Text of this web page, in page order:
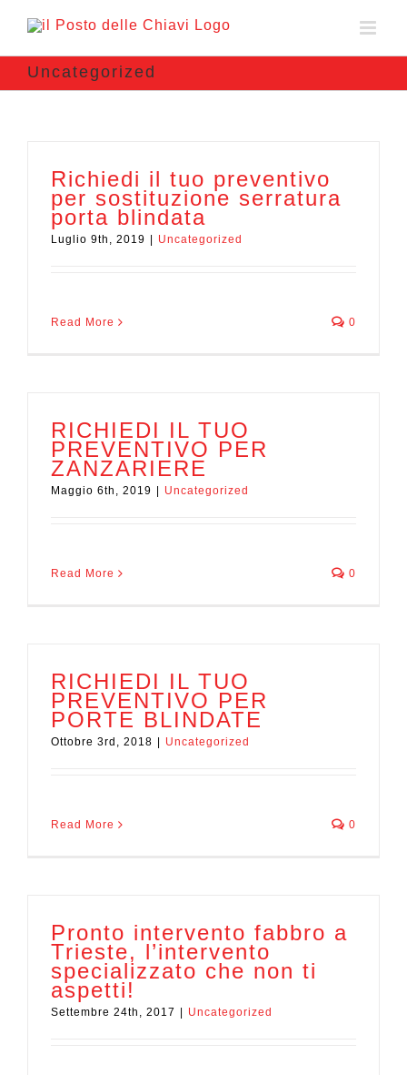
Uncategorized
Richiedi il tuo preventivo
per sostituzione serratura
porta blindata
Luglio 9th, 2019 Uncategorized
Read More 0
RICHIEDI IL TUO
PREVENTIVO PER
ZANZARIERE
Maggio 6th, 2019 Uncategorized
Read More 0
RICHIEDI IL TUO
PREVENTIVO PER
PORTE BLINDATE
Ottobre 3rd, 2018 Uncategorized
Read More 0
Pronto intervento fabbro a
Trieste, l’intervento
specializzato che non ti
aspetti!
Settembre 24th, 2017 Uncategorized